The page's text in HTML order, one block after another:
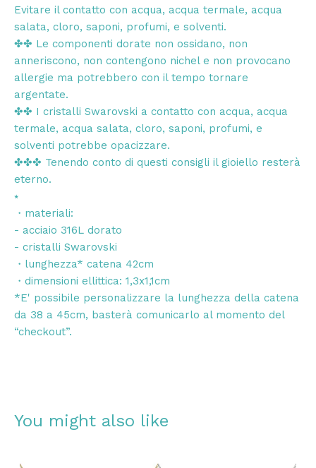
Evitare il contatto con acqua, acqua termale, acqua
salata, cloro, saponi, profumi, e solventi.
✤✤ Le componenti dorate non ossidano, non
anneriscono, non contengono nichel e non provocano
allergie ma potrebbero con il tempo tornare
argentate.
✤✤ I cristalli Swarovski a contatto con acqua, acqua
termale, acqua salata, cloro, saponi, profumi, e
solventi potrebbe opacizzare.
✤✤✤ Tenendo conto di questi consigli il gioiello resterà
eterno.
⭑
・materiali:
- acciaio 316L dorato
- cristalli Swarovski
・lunghezza* catena 42cm
・dimensioni ellittica: 1,3x1,1cm
*E' possibile personalizzare la lunghezza della catena
da 38 a 45cm, basterà comunicarlo al momento del
“checkout”.
You might also like